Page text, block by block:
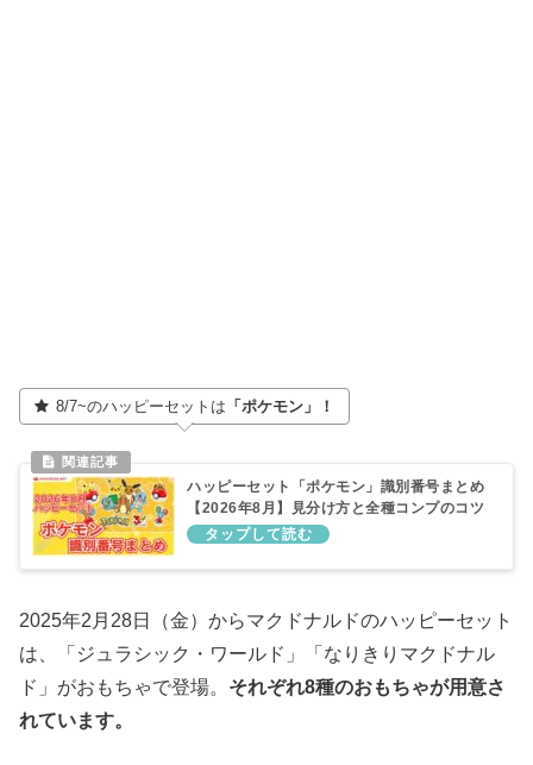
8/7~のハッピーセットは 「ポケモン」！
ハッピーセット「ポケモン」識別番号まとめ
【2026年8月】見分け方と全種コンプのコツ
2025年2月28日（金）からマクドナルドのハッピーセット
は、「ジュラシック・ワールド」「なりきりマクドナル
ド」がおもちゃで登場。 それぞれ8種のおもちゃが用意さ
れています。